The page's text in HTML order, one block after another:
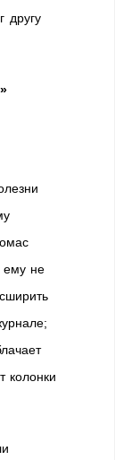
другу
ему не
колонки